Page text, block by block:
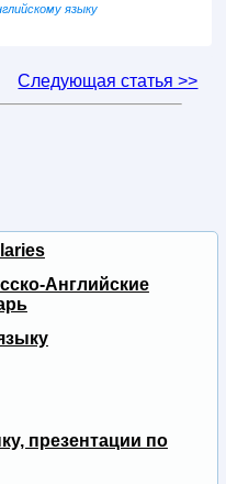
языку
Следующая статья >>
Английские
презентации по